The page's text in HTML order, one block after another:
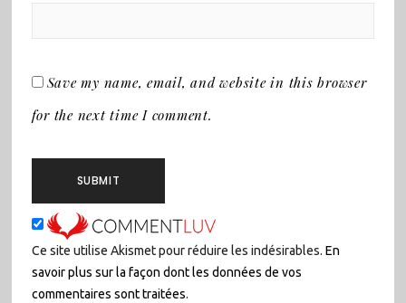
Save my name, email, and website in this browser
for the next time I comment.
Ce site utilise Akismet pour réduire les indésirables. En
savoir plus sur la façon dont les données de vos
commentaires sont traitées.